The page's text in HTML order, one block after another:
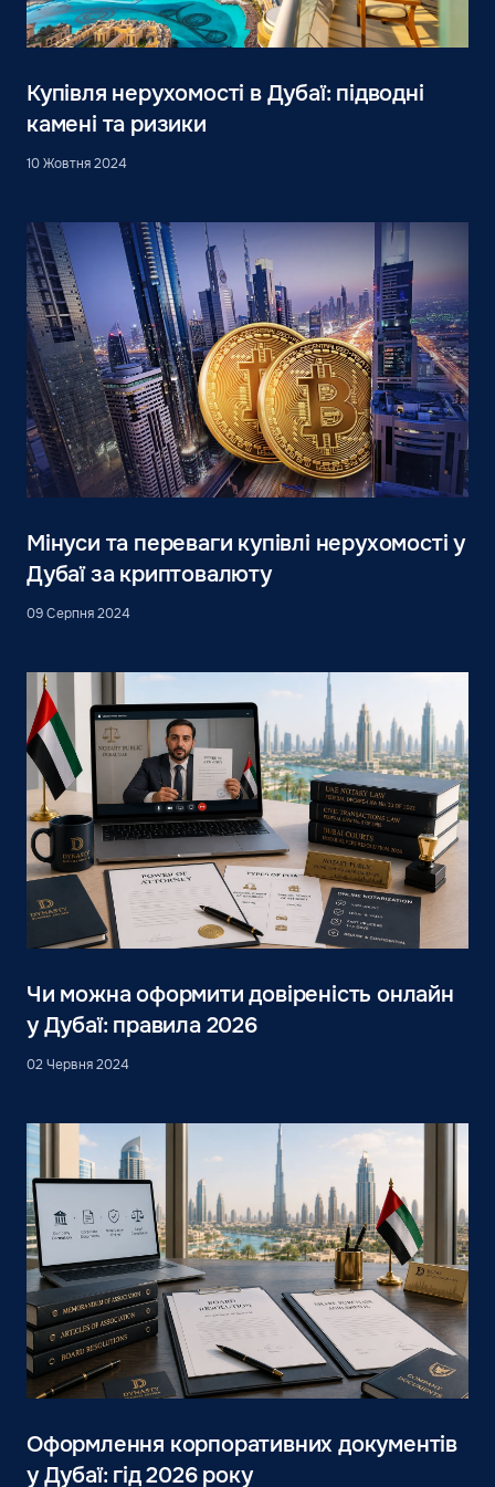
Купівля нерухомості в Дубаї: підводні
камені та ризики
10 Жовтня 2024
Мінуси та переваги купівлі нерухомості у
Дубаї за криптовалюту
09 Серпня 2024
Чи можна оформити довіреність онлайн
у Дубаї: правила 2026
02 Червня 2024
Оформлення корпоративних документів
у Дубаї: гід 2026 року